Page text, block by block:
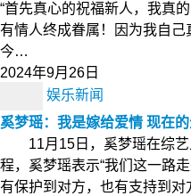
“首先真心的祝福新人，我真
有情人终成眷属！因为我自
今…
2024年9月26日
娱乐新闻
奚梦瑶：我是嫁给爱情 现在
11月15日，奚梦瑶在综艺
程，奚梦瑶表示“我们这一路
有保护到对方，也有支持到